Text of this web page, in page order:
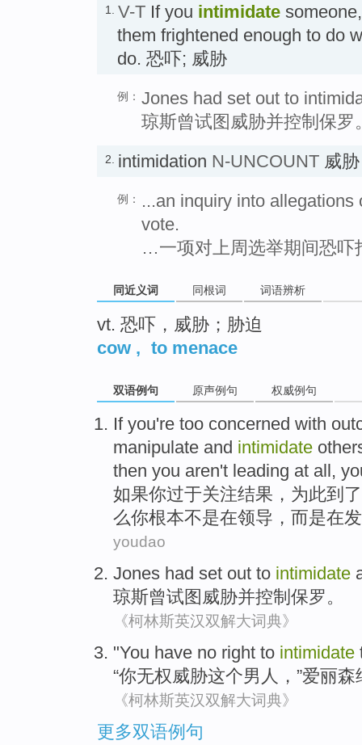
1. V-T If you intimidate
them frightened enough to do
do. 恐吓; 威胁
例： Jones had set out to
琼斯曾试图威胁并控制保罗
2. intimidation N-UNCOUNT 威胁
例：
...an inquiry into
vote.
…一项对上周选举期间恐吓
同近义词 同根词 词语辨析
vt. 恐吓，威胁；胁迫
cow , to menace
双语例句 原声例句 权威例句
If you're too concerned with
manipulate and intimidate
then you aren't leading at all ,
如果你过于关注结果 ，为此到
么你根本不是在领导 ，而是在
youdao
Jones had set out to intimidate
琼斯曾试图 威胁并控制保罗。
《柯林斯英汉双解大词典》
"You have no right to intimidate
“你无权威胁这个男人 ，”爱丽森
《柯林斯英汉双解大词典》
更多双语例句